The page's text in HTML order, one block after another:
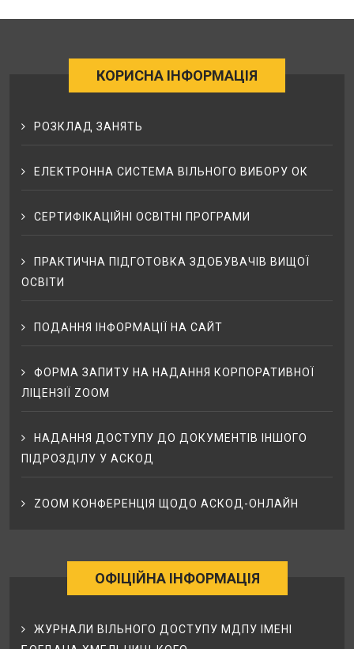
КОРИСНА ІНФОРМАЦІЯ
РОЗКЛАД ЗАНЯТЬ
ЕЛЕКТРОННА СИСТЕМА ВІЛЬНОГО ВИБОРУ ОК
СЕРТИФІКАЦІЙНІ ОСВІТНІ ПРОГРАМИ
ПРАКТИЧНА ПІДГОТОВКА ЗДОБУВАЧІВ ВИЩОЇ
ОСВІТИ
ПОДАННЯ ІНФОРМАЦІЇ НА САЙТ
ФОРМА ЗАПИТУ НА НАДАННЯ КОРПОРАТИВНОЇ
ЛІЦЕНЗІЇ ZOOM
НАДАННЯ ДОСТУПУ ДО ДОКУМЕНТІВ ІНШОГО
ПІДРОЗДІЛУ У АСКОД
ZOOM КОНФЕРЕНЦІЯ ЩОДО АСКОД-ОНЛАЙН
ОФІЦІЙНА ІНФОРМАЦІЯ
ЖУРНАЛИ ВІЛЬНОГО ДОСТУПУ МДПУ ІМЕНІ